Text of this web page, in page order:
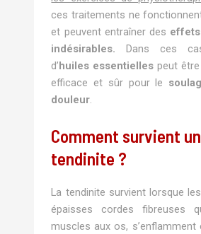
ces traitements ne
et peuvent entraîner des
indésirables. Dans ces
d’huiles essentielles peut
efficace et sûr pour le
douleur.
Comment survient
tendinite ?
La tendinite survient lorsque
épaisses cordes fibreuses
muscles aux os, s’enflamment